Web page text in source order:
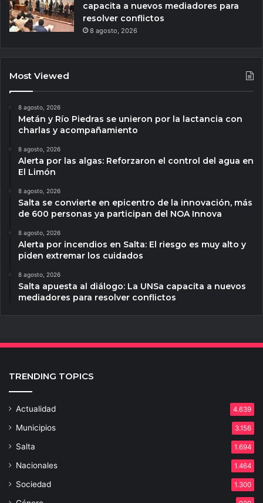
capacita a nuevos mediadores para
resolver conflictos
8 agosto, 2026
Most Viewed
8 agosto, 2026
Metán y Río Piedras se unieron por la lactancia con
charlas y acompañamiento
8 agosto, 2026
Alerta por las algas: Reforzaron el control del agua en
El Limón
8 agosto, 2026
Salta se convierte en epicentro de la innovación, más
de 600 personas ya participan del NOA Innova
8 agosto, 2026
Alerta por incendios en Salta: El riesgo es muy alto y
piden extremar los cuidados
8 agosto, 2026
Salta apuesta al diálogo: La UNSa capacita a nuevos
mediadores para resolver conflictos
TRENDING TOPICS
Actualidad 4.639
Municipios 3.156
Salta 1.694
Nacionales 1.464
Sociedad 1.300